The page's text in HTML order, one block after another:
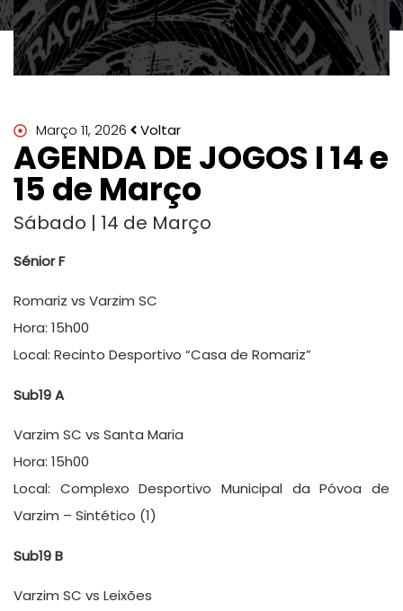
Março 11, 2026 Voltar
AGENDA DE JOGOS I 14 e
15 de Março
Sábado | 14 de Março
Sénior F
Romariz vs Varzim SC
Hora: 15h00
Local: Recinto Desportivo “Casa de Romariz”
Sub19 A
Varzim SC vs Santa Maria
Hora: 15h00
Local: Complexo Desportivo Municipal da Póvoa de
Varzim – Sintético (1)
Sub19 B
Varzim SC vs Leixões